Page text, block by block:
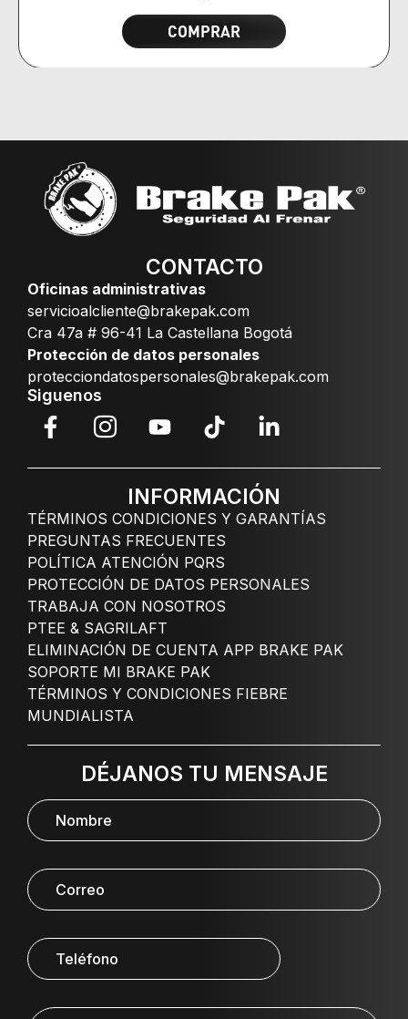
COMPRAR
CONTACTO
Oficinas administrativas
servicioalcliente@brakepak.com
Cra 47a # 96-41 La Castellana Bogotá
Protección de datos personales
protecciondatospersonales@brakepak.com
Siguenos
INFORMACIÓN
TÉRMINOS CONDICIONES Y GARANTÍAS
PREGUNTAS FRECUENTES
POLÍTICA ATENCIÓN PQRS
PROTECCIÓN DE DATOS PERSONALES
TRABAJA CON NOSOTROS
PTEE & SAGRILAFT
ELIMINACIÓN DE CUENTA APP BRAKE PAK
SOPORTE MI BRAKE PAK
TÉRMINOS Y CONDICIONES FIEBRE
MUNDIALISTA
DÉJANOS TU MENSAJE